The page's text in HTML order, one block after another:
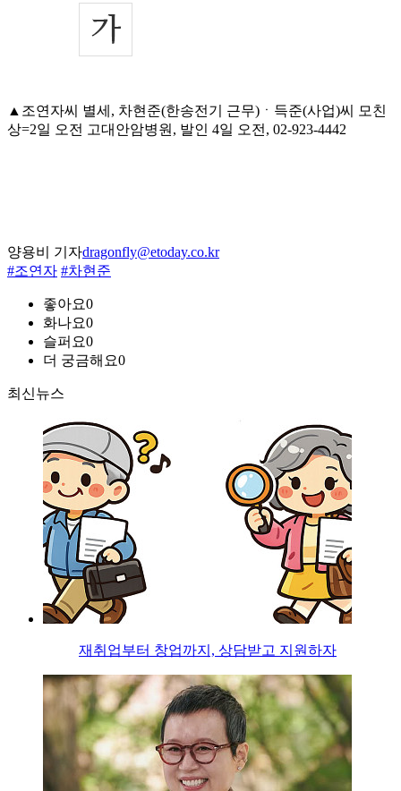
▲조연자씨 별세, 차현준(한송전기 근무)ㆍ득준(사업)씨 모친
상=2일 오전 고대안암병원, 발인 4일 오전, 02-923-4442
양용비 기자dragonfly@etoday.co.kr
#조연자 #차현준
좋아요0
화나요0
슬퍼요0
더 궁금해요0
최신뉴스
재취업부터 창업까지, 상담받고 지원하자